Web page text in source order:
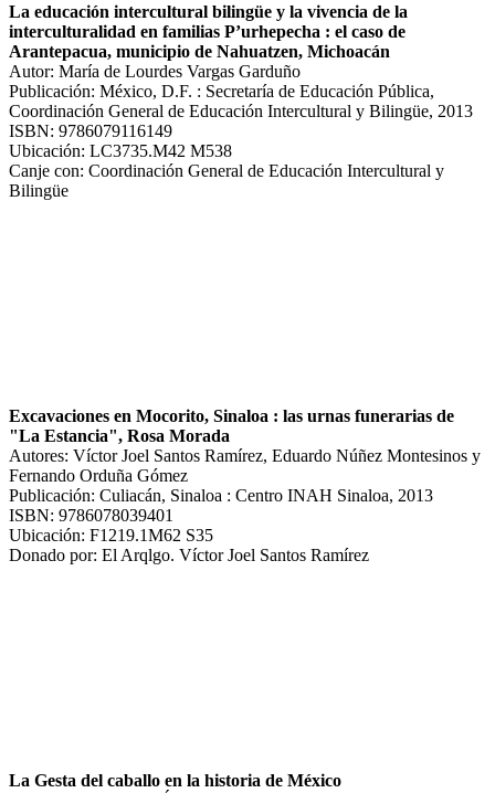
La educación intercultural bilingüe y la vivencia de la
interculturalidad en familias P’urhepecha : el caso de
Arantepacua, municipio de Nahuatzen, Michoacán
Autor: María de Lourdes Vargas Garduño
Publicación: México, D.F. : Secretaría de Educación Pública,
Coordinación General de Educación Intercultural y Bilingüe, 2013
ISBN: 9786079116149
Ubicación: LC3735.M42 M538
Canje con: Coordinación General de Educación Intercultural y
Bilingüe
Excavaciones en Mocorito, Sinaloa : las urnas funerarias de
"La Estancia", Rosa Morada
Autores: Víctor Joel Santos Ramírez, Eduardo Núñez Montesinos y
Fernando Orduña Gómez
Publicación: Culiacán, Sinaloa : Centro INAH Sinaloa, 2013
ISBN: 9786078039401
Ubicación: F1219.1M62 S35
Donado por: El Arqlgo. Víctor Joel Santos Ramírez
La Gesta del caballo en la historia de México